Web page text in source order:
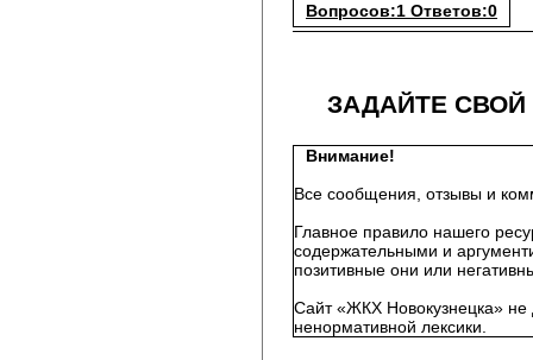
Вопросов:1 Ответов:0
ЗАДАЙТЕ
Внимание!
Все сообщения, отзывы и
Главное правило нашего
содержательными и
позитивные они или
Сайт «ЖКХ Новокузнецка» не
ненормативной лексики.